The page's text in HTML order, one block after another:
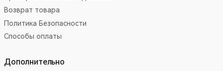
Возврат товара
Политика Безопасности
Способы оплаты
Дополнительно